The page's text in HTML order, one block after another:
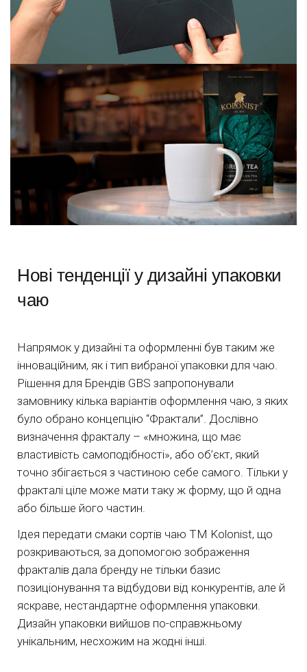
Нові тенденції у дизайні упаковки
чаю
Напрямок у дизайні та оформленні був таким же
інноваційним, як і тип вибраної упаковки для чаю.
Рішення для Брендів GBS запропонували
замовнику кілька варіантів оформлення чаю, з яких
було обрано концепцію “Фрактали”. Дослівно
визначення фракталу – «множина, що має
властивість самоподібності», або об’єкт, який
точно збігається з частиною себе самого. Тільки у
фракталі ціле може мати таку ж форму, що й одна
або більше його частин.
Ідея передати смаки сортів чаю ТМ Kolonist, що
розкриваються, за допомогою зображення
фракталів дала бренду не тільки базис
позиціонування та відбудови від конкурентів, але й
яскраве, нестандартне оформлення упаковки.
Дизайн упаковки вийшов по-справжньому
унікальним, несхожим на жодні інші.